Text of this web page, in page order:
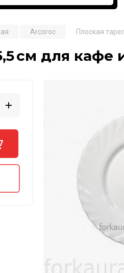
Arcoroc Плоская
см для кафе